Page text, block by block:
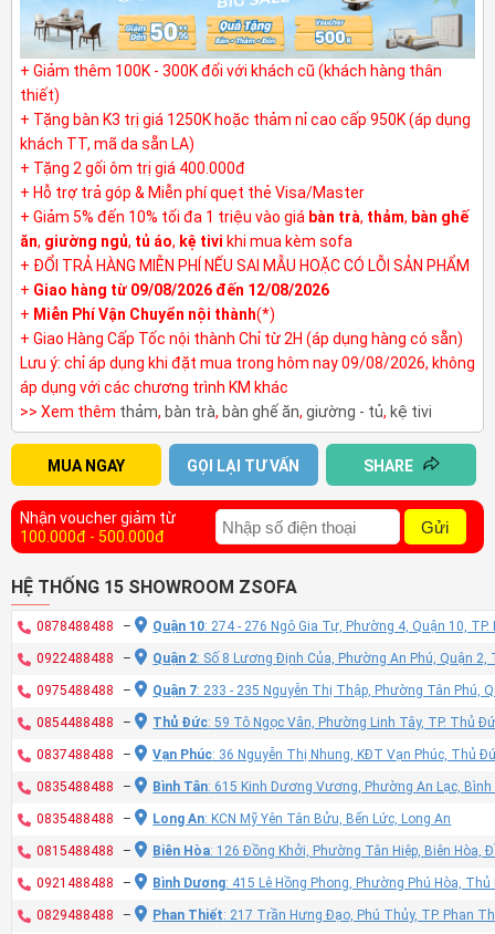
+ Giảm thêm 100K - 300K đối với khách cũ (khách hàng thân
thiết)
+ Tặng bàn K3 trị giá 1250K hoặc thảm nỉ cao cấp 950K (áp dụng
khách TT, mã da sẵn LA)
+ Tặng 2 gối ôm trị giá 400.000đ
+ Hỗ trợ trả góp & Miễn phí quẹt thẻ Visa/Master
+ Giảm 5% đến 10% tối đa 1 triệu vào giá bàn trà, thảm, bàn ghế
ăn, giường ngủ, tủ áo, kệ tivi khi mua kèm sofa
+ ĐỔI TRẢ HÀNG MIỄN PHÍ NẾU SAI MẪU HOẶC CÓ LỖI SẢN PHẨM
+ Giao hàng từ 09/08/2026 đến 12/08/2026
+ Miễn Phí Vận Chuyển nội thành(*)
+ Giao Hàng Cấp Tốc nội thành Chỉ từ 2H (áp dụng hàng có sẵn)
Lưu ý: chỉ áp dụng khi đặt mua trong hôm nay 09/08/2026, không
áp dụng với các chương trình KM khác
>> Xem thêm thảm, bàn trà, bàn ghế ăn, giường - tủ, kệ tivi
MUA NGAY GỌI LẠI TƯ VẤN SHARE
Nhận voucher giảm từ
100.000đ - 500.000đ
Gửi
HỆ THỐNG 15 SHOWROOM ZSOFA
0878488488 – Quận 10: 274 - 276 Ngô Gia Tự, Phường 4, Quận 10, TP.
0922488488 – Quận 2: Số 8 Lương Định Của, Phường An Phú, Quận 2,
0975488488 – Quận 7: 233 - 235 Nguyễn Thị Thập, Phường Tân Phú,
0854488488 – Thủ Đức: 59 Tô Ngọc Vân, Phường Linh Tây, TP. Thủ
0837488488 – Vạn Phúc: 36 Nguyễn Thị Nhung, KĐT Vạn Phúc, Thủ
0835488488 – Bình Tân: 615 Kinh Dương Vương, Phường An Lạc, Bình
0835488488 – Long An: KCN Mỹ Yên Tân Bửu, Bến Lức, Long An
0815488488 – Biên Hòa: 126 Đồng Khởi, Phường Tân Hiệp, Biên Hòa,
0921488488 – Bình Dương: 415 Lê Hồng Phong, Phường Phú Hòa,
0829488488 – Phan Thiết: 217 Trần Hưng Đạo, Phú Thủy, TP. Phan